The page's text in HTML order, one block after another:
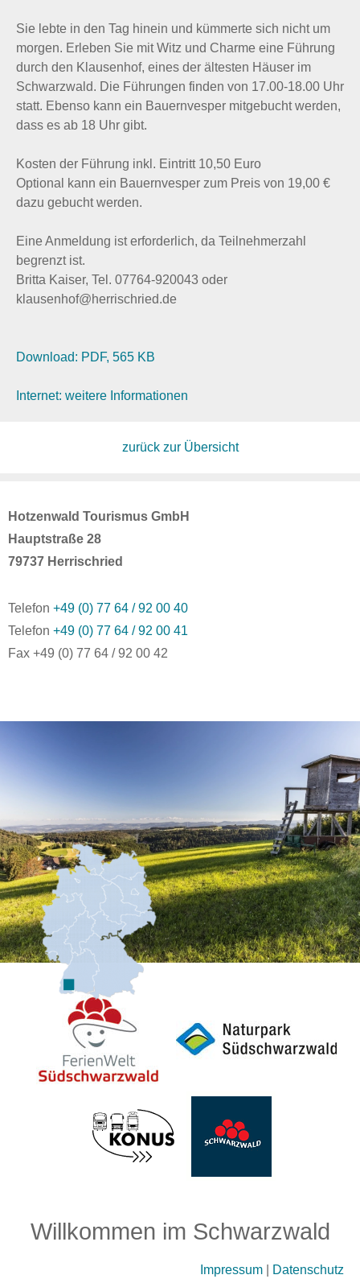
Sie lebte in den Tag hinein und kümmerte sich nicht um
morgen. Erleben Sie mit Witz und Charme eine Führung
durch den Klausenhof, eines der ältesten Häuser im
Schwarzwald. Die Führungen finden von 17.00-18.00 Uhr
statt. Ebenso kann ein Bauernvesper mitgebucht werden,
dass es ab 18 Uhr gibt.
Kosten der Führung inkl. Eintritt 10,50 Euro
Optional kann ein Bauernvesper zum Preis von 19,00 €
dazu gebucht werden.
Eine Anmeldung ist erforderlich, da Teilnehmerzahl
begrenzt ist.
Britta Kaiser, Tel. 07764-920043 oder
klausenhof@herrischried.de
Download: PDF, 565 KB
Internet: weitere Informationen
zurück zur Übersicht
Hotzenwald Tourismus GmbH
Hauptstraße 28
79737 Herrischried
Telefon +49 (0) 77 64 / 92 00 40
Telefon +49 (0) 77 64 / 92 00 41
Fax +49 (0) 77 64 / 92 00 42
Willkommen im Schwarzwald
Impressum Datenschutz